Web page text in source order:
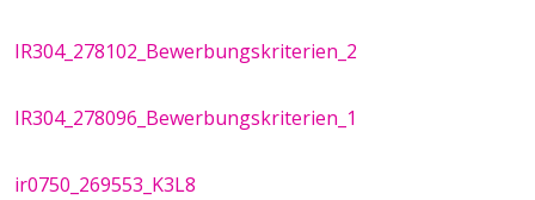
IR304_278102_Bewerbungskriterien_2
IR304_278096_Bewerbungskriterien_1
ir0750_269553_K3L8